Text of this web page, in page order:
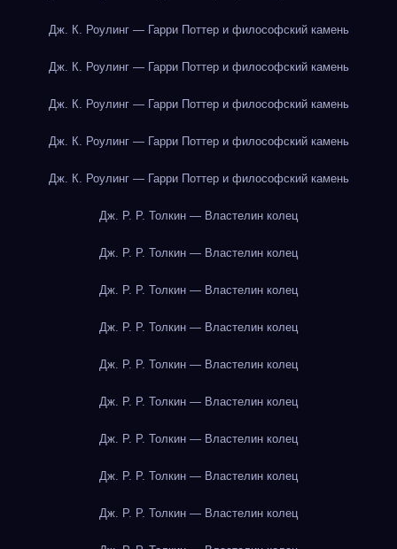
Дж. К. Роулинг — Гарри Поттер и философский камень
Дж. К. Роулинг — Гарри Поттер и философский камень
Дж. К. Роулинг — Гарри Поттер и философский камень
Дж. К. Роулинг — Гарри Поттер и философский камень
Дж. К. Роулинг — Гарри Поттер и философский камень
Дж. Р. Р. Толкин — Властелин колец
Дж. Р. Р. Толкин — Властелин колец
Дж. Р. Р. Толкин — Властелин колец
Дж. Р. Р. Толкин — Властелин колец
Дж. Р. Р. Толкин — Властелин колец
Дж. Р. Р. Толкин — Властелин колец
Дж. Р. Р. Толкин — Властелин колец
Дж. Р. Р. Толкин — Властелин колец
Дж. Р. Р. Толкин — Властелин колец